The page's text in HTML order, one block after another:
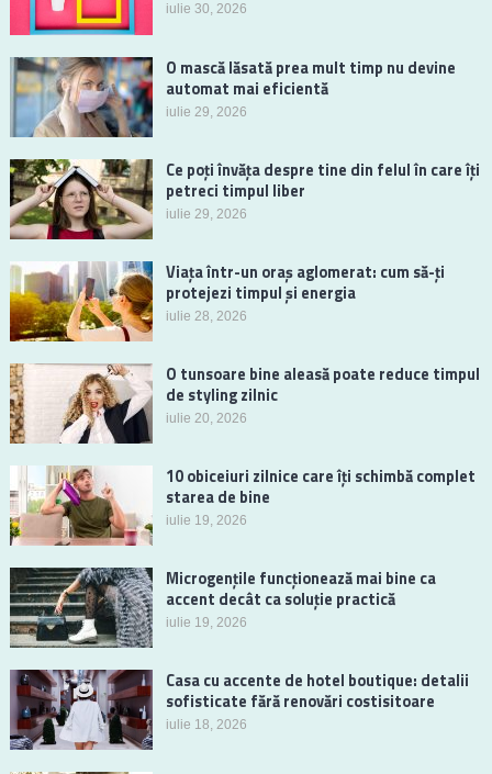
iulie 30, 2026
O mască lăsată prea mult timp nu devine
automat mai eficientă
iulie 29, 2026
Ce poți învăța despre tine din felul în care îți
petreci timpul liber
iulie 29, 2026
Viața într-un oraș aglomerat: cum să-ți
protejezi timpul și energia
iulie 28, 2026
O tunsoare bine aleasă poate reduce timpul
de styling zilnic
iulie 20, 2026
10 obiceiuri zilnice care îți schimbă complet
starea de bine
iulie 19, 2026
Microgențile funcționează mai bine ca
accent decât ca soluție practică
iulie 19, 2026
Casa cu accente de hotel boutique: detalii
sofisticate fără renovări costisitoare
iulie 18, 2026